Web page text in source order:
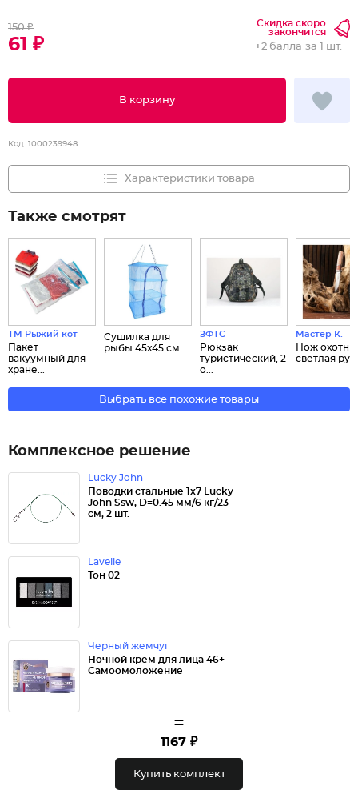
150 ₽
61 ₽
Скидка скоро
закончится
В корзину
+2 балла за 1 шт.
Код: 1000239948
Характеристики товара
Также смотрят
ТМ Рыжий кот
Пакет
вакуумный для
хране...
Сушилка для
рыбы 45х45 см...
ЗФТС
Рюкзак
туристический, 2
о...
Мастер К.
Нож
светлая
Выбрать все похожие товары
Комплексное решение
Lucky John
Поводки стальные 1x7 Lucky
John Ssw, D=0.45 мм/6 кг/23
см, 2 шт.
Lavelle
Тон 02
Черный жемчуг
Ночной крем для лица 46+
Самоомоложение
=
1167 ₽
Купить комплект